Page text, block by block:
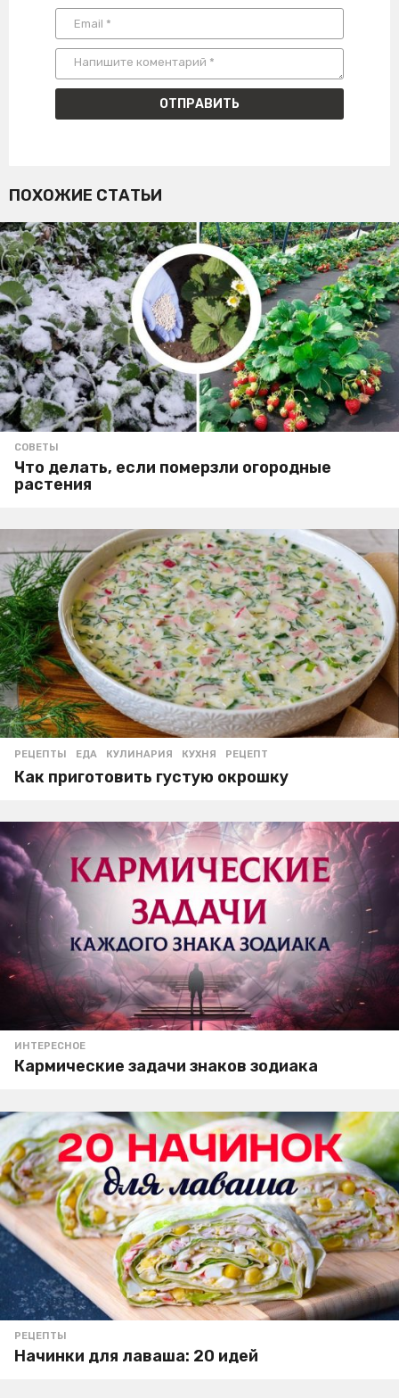
ПОХОЖИЕ СТАТЬИ
СОВЕТЫ
Что делать, если померзли огородные
растения
РЕЦЕПТЫ ЕДА ,КУЛИНАРИЯ ,КУХНЯ ,РЕЦЕПТ
Как приготовить густую окрошку
ИНТЕРЕСНОЕ
Кармические задачи знаков зодиака
РЕЦЕПТЫ
Начинки для лаваша: 20 идей